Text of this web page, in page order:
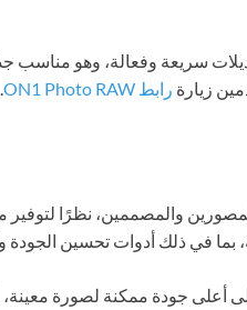
سريعة وفعالة، وهو مناسب
زيارة رابط ON1 Photo RAW .
والمصممين، نظرًا
بما في ذلك أدوات تحسين الجودة
جودة ممكنة لصورة معينة،